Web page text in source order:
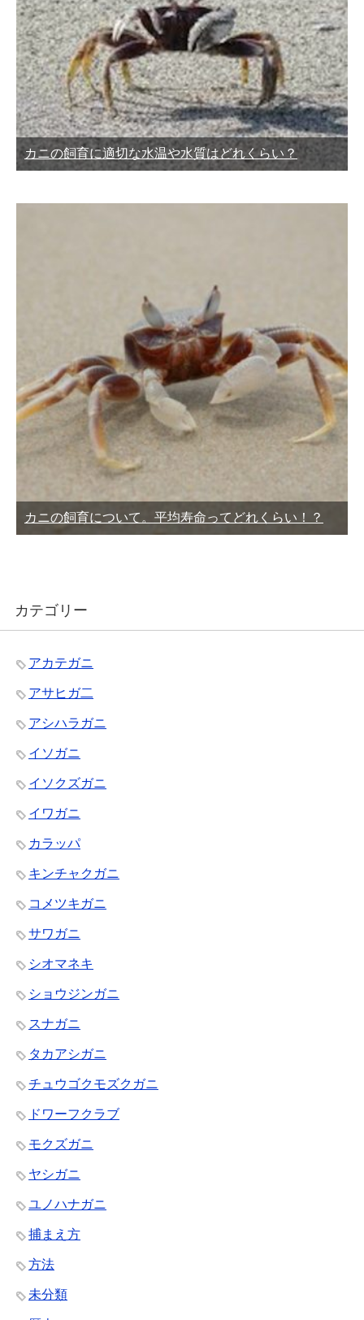
カニの飼育に適切な水温や水質はどれくらい？
カニの飼育について。平均寿命ってどれくらい！？
カテゴリー
アカテガニ
アサヒガ二
アシハラガニ
イソガニ
イソクズガニ
イワガニ
カラッパ
キンチャクガニ
コメツキガニ
サワガニ
シオマネキ
ショウジンガニ
スナガニ
タカアシガニ
チュウゴクモズクガニ
ドワーフクラブ
モクズガニ
ヤシガニ
ユノハナガニ
捕まえ方
方法
未分類